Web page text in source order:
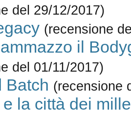
del 29/12/2017)
(recensione
il
del 01/11/2017)
Batch (recensione
la città dei